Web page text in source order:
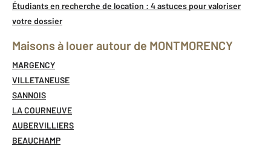
Étudiants en recherche de location : 4 astuces pour valoriser
votre dossier
Maisons à louer autour de MONTMORENCY
MARGENCY
VILLETANEUSE
SANNOIS
LA COURNEUVE
AUBERVILLIERS
BEAUCHAMP